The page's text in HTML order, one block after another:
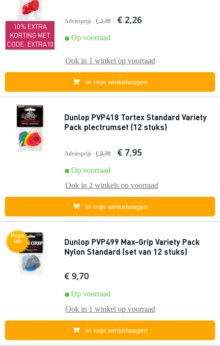
10% EXTRA
KORTING MET
CODE: EXTRA10
Adviesprijs € 5,30 € 2,26
Op voorraad
Ook in 1 winkel op voorraad
In mijn winkelwagen
Dunlop PVP418 Tortex Standard Variety
Pack plectrumset (12 stuks)
Adviesprijs € 8,30 € 7,95
Op voorraad
Ook in 2 winkels op voorraad
In mijn winkelwagen
Popu
lair
Dunlop PVP499 Max-Grip Variety Pack
Nylon Standard (set van 12 stuks)
€ 9,70
Op voorraad
Ook in 1 winkel op voorraad
In mijn winkelwagen